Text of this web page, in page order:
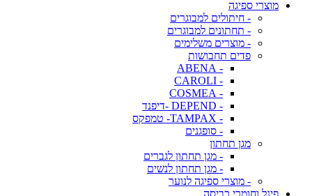
מוצרי ספיגה
- חיתולים למבוגרים
- תחתונים למבוגרים
- מוצרים משלימים
פדים תחבושות
- ABENA
- CAROLI
- COSMEA
- DEPEND -דיפנד
- TAMPAX- טמפקס
- סופגנים
מגן תחתון
- מגן תחתון לגברים
- מגן תחתון לנשים
- מוצרי ספיגה לנוער
פינל וחומרי כביסה